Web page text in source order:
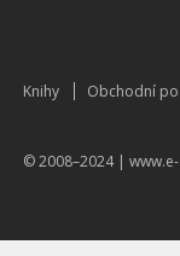
Knihy Obchodní
© 2008–2024 |